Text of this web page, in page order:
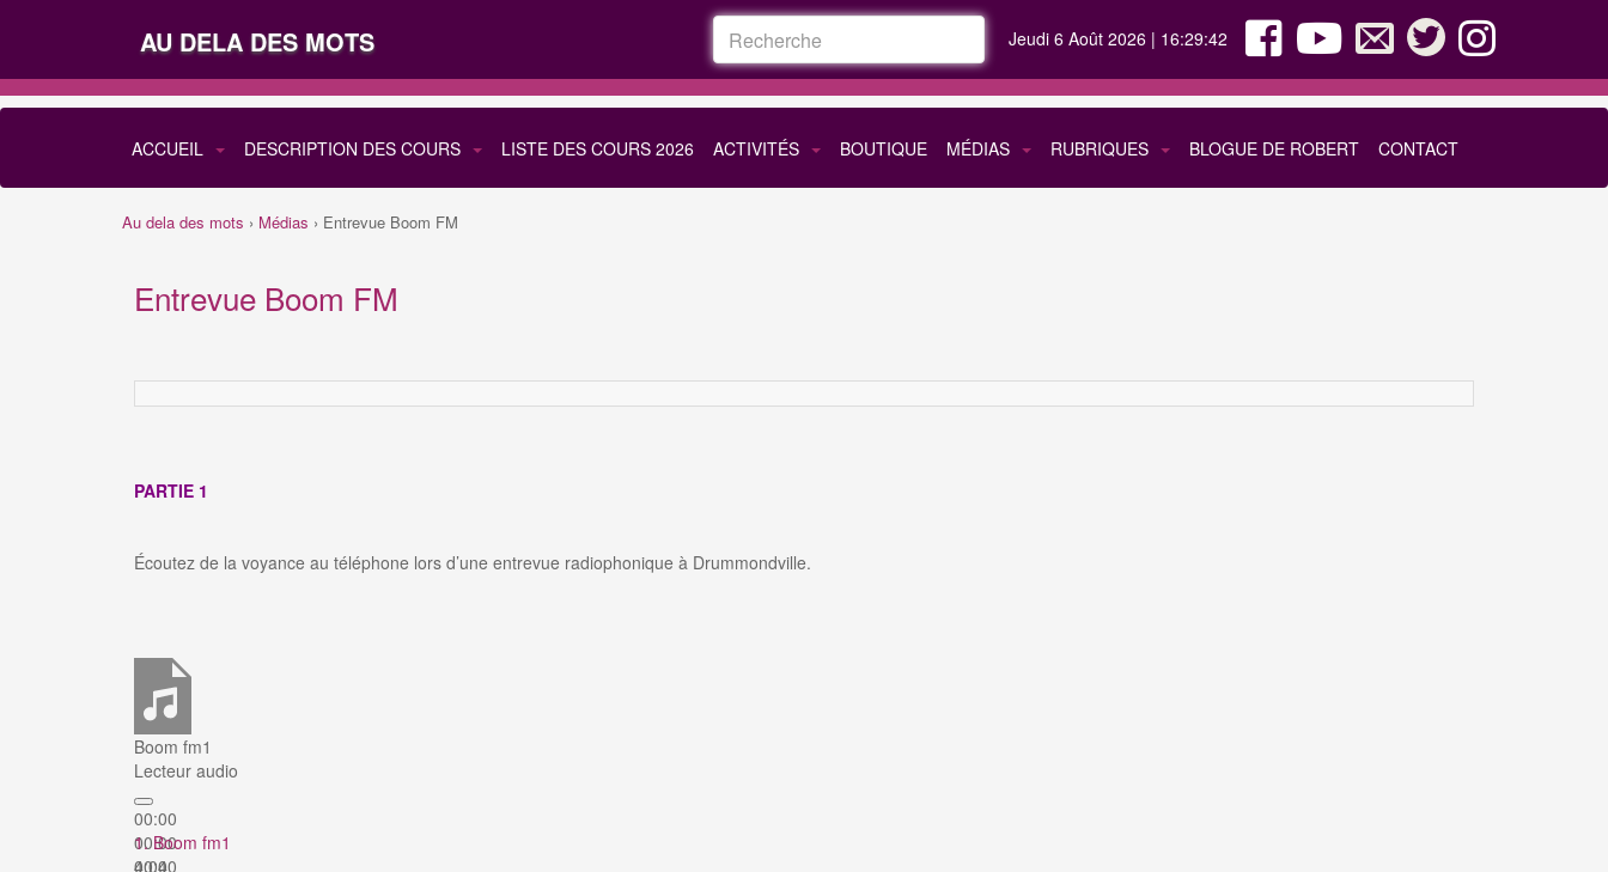
AU DELA DES MOTS Jeudi 6 Août 2026 | 16:29:42
ACCUEIL DESCRIPTION DES COURS LISTE DES COURS 2026 ACTIVITÉS BOUTIQUE MÉDIAS RUBRIQUES BLOGUE DE ROBERT CONTACT
Au dela des mots › Médias › Entrevue Boom FM
Entrevue Boom FM
PARTIE 1
Écoutez de la voyance au téléphone lors d’une entrevue radiophonique à Drummondville.
Boom fm1
Lecteur audio
00:00
00:00
00:00
1. Boom fm1
4:04